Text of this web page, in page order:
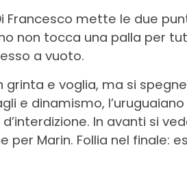
Francesco mette le due
non tocca una palla per
a vuoto.
grinta e voglia, ma si
e dinamismo,
In avanti si
per Marin. Follia nel finale: